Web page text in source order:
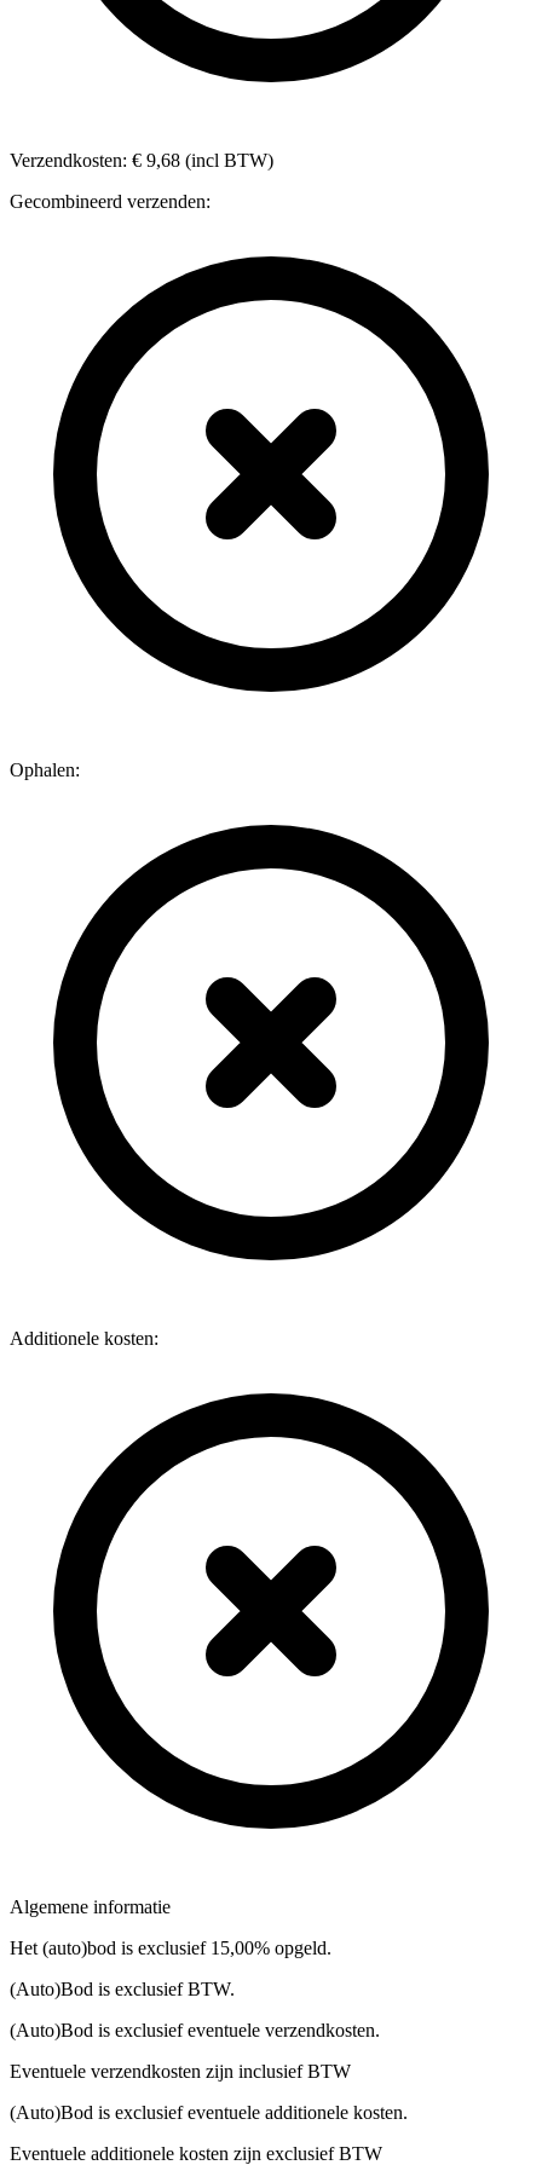
Verzendkosten: € 9,68 (incl BTW)
Gecombineerd verzenden:
Ophalen:
Additionele kosten:
Algemene informatie
Het (auto)bod is exclusief 15,00% opgeld.
(Auto)Bod is exclusief BTW.
(Auto)Bod is exclusief eventuele verzendkosten.
Eventuele verzendkosten zijn inclusief BTW
(Auto)Bod is exclusief eventuele additionele kosten.
Eventuele additionele kosten zijn exclusief BTW